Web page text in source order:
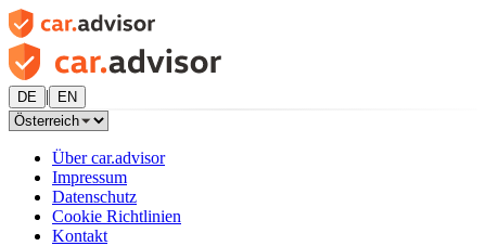
DE | EN
Über car.advisor
Impressum
Datenschutz
Cookie Richtlinien
Kontakt